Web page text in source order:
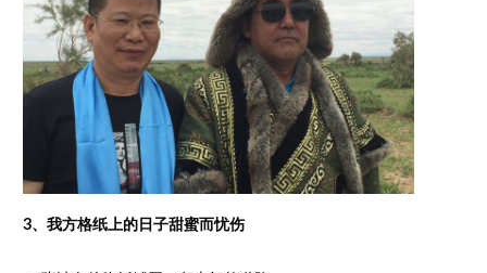
3、我方格纸上的日子甜蜜而忧伤